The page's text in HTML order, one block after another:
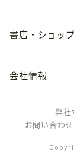
書店・ショッ
会社情報
弊社
お問い合わ